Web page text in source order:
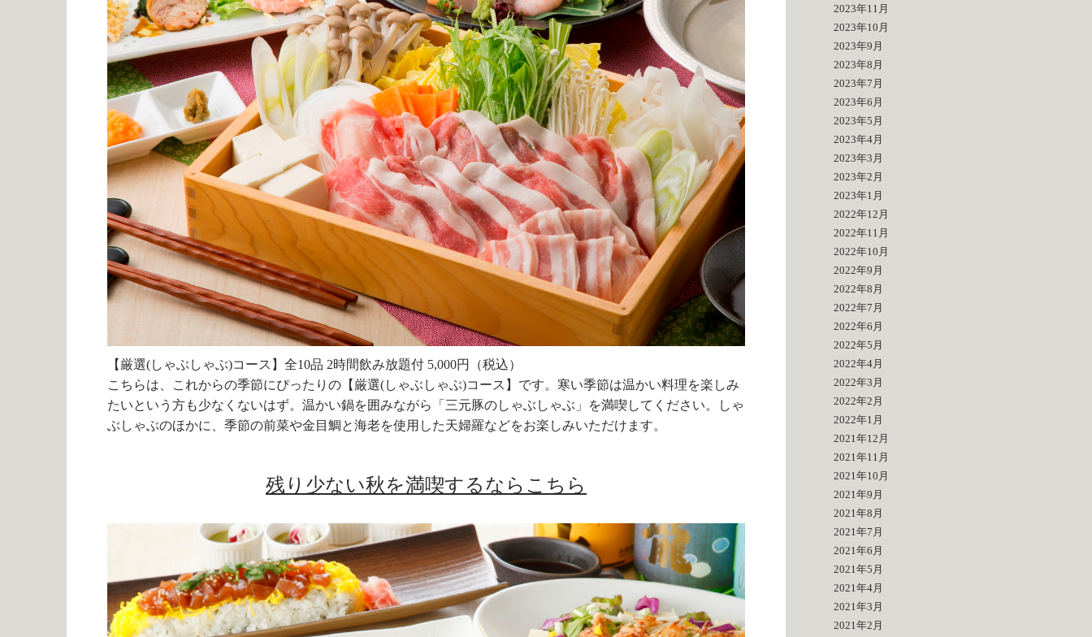
【厳選(しゃぶしゃぶ)コース】全10品 2時間飲み放題付 5,000円（税込）
こちらは、これからの季節にぴったりの【厳選(しゃぶしゃぶ)コース】です。寒い季節は温かい料理を楽しみ
たいという方も少なくないはず。温かい鍋を囲みながら「三元豚のしゃぶしゃぶ」を満喫してください。しゃ
ぶしゃぶのほかに、季節の前菜や金目鯛と海老を使用した天婦羅などをお楽しみいただけます。
残り少ない秋を満喫するならこちら
2023年11月
2023年10月
2023年9月
2023年8月
2023年7月
2023年6月
2023年5月
2023年4月
2023年3月
2023年2月
2023年1月
2022年12月
2022年11月
2022年10月
2022年9月
2022年8月
2022年7月
2022年6月
2022年5月
2022年4月
2022年3月
2022年2月
2022年1月
2021年12月
2021年11月
2021年10月
2021年9月
2021年8月
2021年7月
2021年6月
2021年5月
2021年4月
2021年3月
2021年2月